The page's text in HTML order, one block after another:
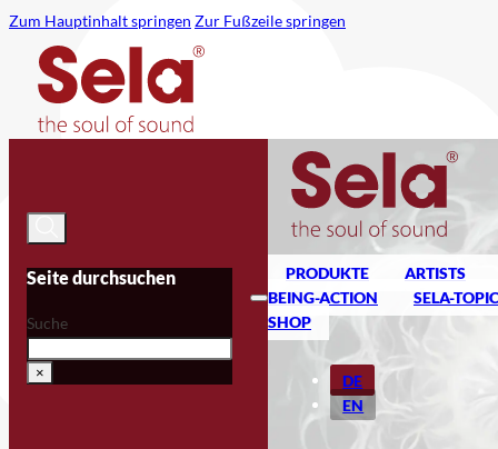
Zum Hauptinhalt springen Zur Fußzeile springen
Seite durchsuchen
Suche
×
PRODUKTE
ARTISTS
BEING-ACTION
SELA-
SHOP
DE
EN